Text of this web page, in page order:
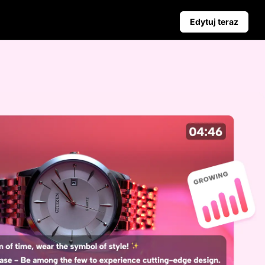
Edytuj teraz
Automatyczne Publikowanie i
Analityka
Planuj treści społecznościowe z
wyprzedzeniem do
automatycznego publikowania na
wielu platformach, zapewniając
terminową dostawę i wnikliwe
analizy.
Learn more
Angażujące Wskazówki dotyczące Plakatów